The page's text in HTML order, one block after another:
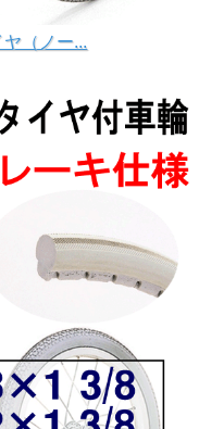
（ノー...